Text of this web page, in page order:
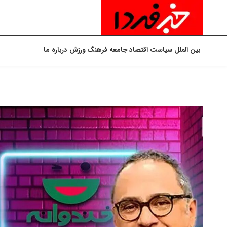
بین الملل سیاست اقتصادجامعه فرهنگورزش درباره ما